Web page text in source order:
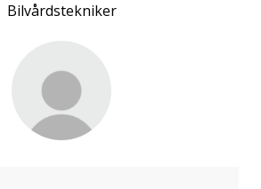
Bilvårdstekniker